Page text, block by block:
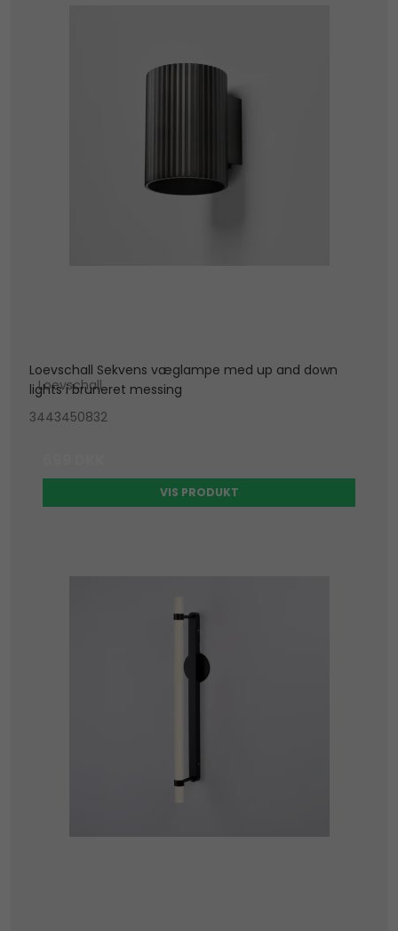
Loevschall Sekvens væglampe med up and down
lights i bruneret messing
Loevschall
3443450832
VIS PRODUKT